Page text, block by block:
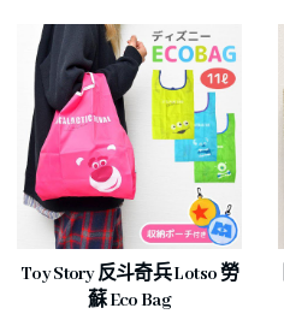
Toy Story 反斗奇兵 Lotso 勞
蘇 Eco Bag